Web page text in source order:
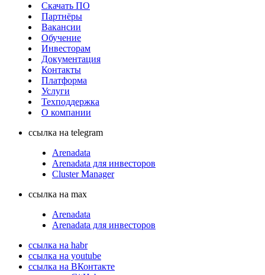
Скачать ПО
Партнёры
Вакансии
Обучение
Инвесторам
Документация
Контакты
Платформа
Услуги
Техподдержка
О компании
ссылка на telegram
Arenadata
Arenadata для инвесторов
Cluster Manager
ссылка на max
Arenadata
Arenadata для инвесторов
ссылка на habr
ссылка на youtube
ссылка на ВКонтакте